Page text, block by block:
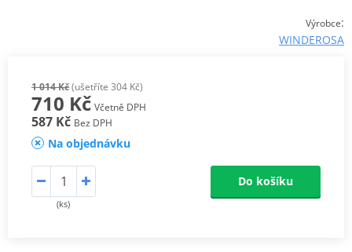
Výrobce:
WINDEROSA
1 014 Kč(ušetříte 304 Kč)
710 Kč Včetně DPH
587 Kč Bez DPH
Na objednávku
(ks)
Do košíku